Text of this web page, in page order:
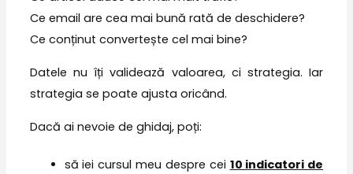
Ce email are cea mai bună rată de deschidere?
Ce conținut convertește cel mai bine?
Datele nu îți validează valoarea, ci strategia. Iar
strategia se poate ajusta oricând.
Dacă ai nevoie de ghidaj, poți:
să iei cursul meu despre cei 10 indicatori de